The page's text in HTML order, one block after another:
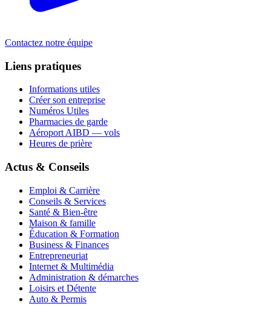
Contactez notre équipe
Liens pratiques
Informations utiles
Créer son entreprise
Numéros Utiles
Pharmacies de garde
Aéroport AIBD — vols
Heures de prière
Actus & Conseils
Emploi & Carrière
Conseils & Services
Santé & Bien-être
Maison & famille
Éducation & Formation
Business & Finances
Entrepreneuriat
Internet & Multimédia
Administration & démarches
Loisirs et Détente
Auto & Permis